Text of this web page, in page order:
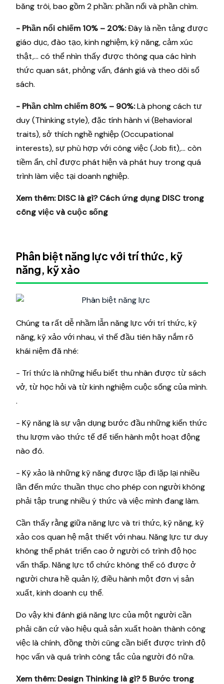
băng trôi, bao gồm 2 phần: phần nổi và phần chìm.
- Phần nổi chiếm 10% – 20%:Đây là nền tảng được
giáo dục, đào tạo, kinh nghiệm, kỹ năng, cảm xúc
thật,… có thể nhìn thấy được thông qua các hình
thức quan sát, phỏng vấn, đánh giá và theo dõi sổ
sách.
- Phần chìm chiếm 80% – 90%:Là phong cách tư
duy (Thinking style), đặc tính hành vi (Behavioral
traits), sở thích nghề nghiệp (Occupational
interests), sự phù hợp với công việc (Job fit),… còn
tiềm ẩn, chỉ được phát hiện và phát huy trong quá
trình làm việc tại doanh nghiệp.
Xem thêm:DISC là gì? Cách ứng dụng DISC trong
công việc và cuộc sống
Phân biệt năng lực với trí thức, kỹ
năng, kỹ xảo
Chúng ta rất dễ nhầm lẫn năng lực với trí thức, kỹ
năng, kỹ xảo với nhau, vì thế đầu tiên hãy nắm rõ
khái niệm đã nhé:
- Trí thức là những hiểu biết thu nhân được từ sách
vở, từ học hỏi và từ kinh nghiệm cuộc sống của mình.
.
- Kỹ năng là sự vận dụng bước đầu những kiến thức
thu lượm vào thức tế để tiến hành một hoạt động
nào đó.
- Kỹ xảo là những kỹ năng được lặp đi lặp lại nhiều
lần đến mức thuần thục cho phép con người không
phải tập trung nhiều ý thức và việc mình đang làm.
Cần thấy rằng giữa năng lực và tri thức, kỹ năng, kỹ
xảo cos quan hệ mật thiết với nhau. Năng lực tư duy
không thể phát triển cao ở người có trình độ học
vấn thấp. Năng lực tổ chức không thế có được ở
người chưa hề quản lý, điều hành một đơn vị sản
xuất, kinh doanh cụ thể.
Do vậy khi đánh giá năng lực của một người cần
phải căn cứ vào hiệu quả sản xuất hoàn thành công
việc là chính, đồng thời cũng cần biết được trình độ
học vấn và quá trình công tắc của người đó nữa.
Xem thêm:Design Thinking là gì? 5 Bước trong